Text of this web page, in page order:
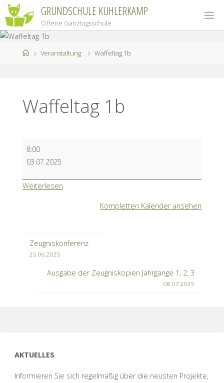
Zum
Inhalt
springen
GRUNDSCHULE KUHLERKAMP
Offene Ganztagsschule
StartVeranstaltung Waffeltag 1b
Waffeltag 1b
Waffeltag
1b
8:00
03.07.2025
Weiterlesen
Kompletten Kalender ansehen
Zeugniskonferenz
25.06.2025
Ausgabe der Zeugniskopien Jahrgänge 1, 2, 3
08.07.2025
AKTUELLES
Informieren Sie sich regelmäßig über die neusten Projekte,